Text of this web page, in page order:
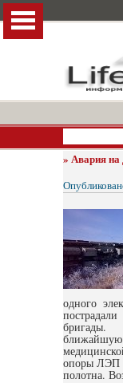
» Авария
одного
бригады.
опоры ЛЭП
полотна.